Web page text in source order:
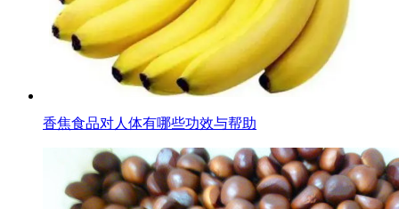
香焦食品对人体有哪些功效与帮助